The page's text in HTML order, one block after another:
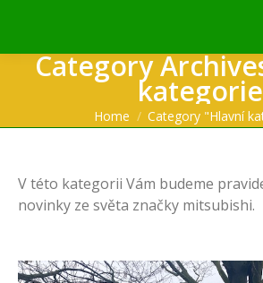
Category
kategorie
You are here:
Home Category "Hlavní
V této kategorii Vám budeme
novinky ze světa značky mitsubishi.